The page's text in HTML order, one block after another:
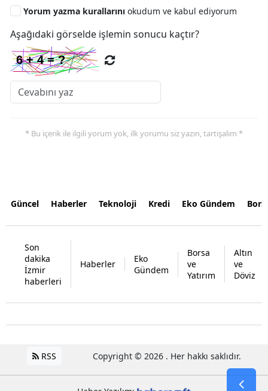
Yorum yazma kurallarını okudum ve kabul ediyorum
Aşağıdaki görselde işlemin sonucu kaçtır?
* Bu içerik ile ilgili yorum yok, ilk yorumu siz yazın, tartışalım *
Güncel Haberler Teknoloji Kredi Eko Gündem
Son
dakika
İzmir
haberleri
Haberler
Eko
Gündem
Borsa
ve
Yatırım
Altın
ve
Döviz
RSS Copyright © 2026 . Her hakkı saklıdır.